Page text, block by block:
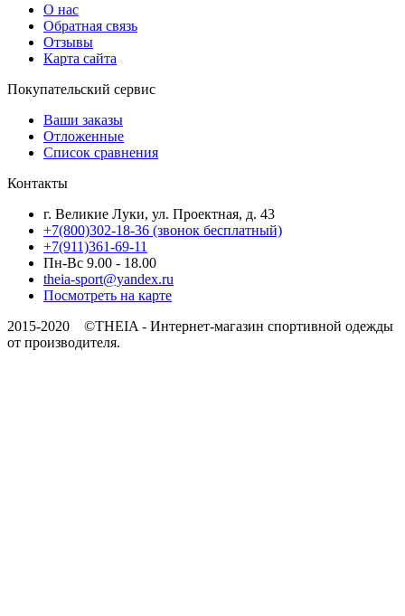
О нас
Обратная связь
Отзывы
Карта сайта
Покупательский сервис
Ваши заказы
Отложенные
Список сравнения
Контакты
г. Великие Луки, ул. Проектная, д. 43
+7(800)302-18-36 (звонок бесплатный)
+7(911)361-69-11
Пн-Вс 9.00 - 18.00
theia-sport@yandex.ru
Посмотреть на карте
2015-2020 ©THEIA - Интернет-магазин спортивной одежды
от производителя.